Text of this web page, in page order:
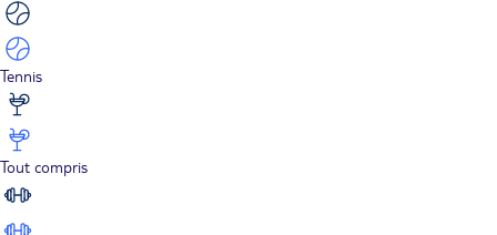
Tennis
Tout compris